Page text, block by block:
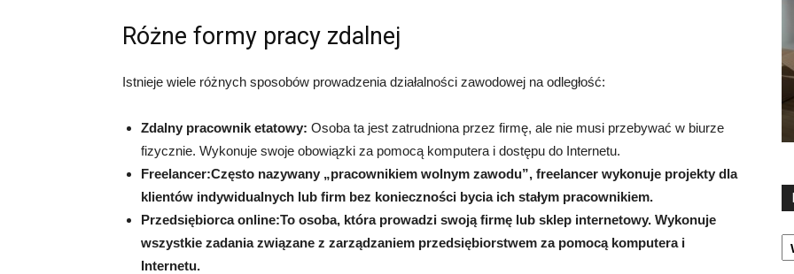
Różne formy pracy zdalnej
Istnieje wiele różnych sposobów prowadzenia działalności zawodowej na odległość:
Zdalny pracownik etatowy: Osoba ta jest zatrudniona przez firmę, ale nie musi przebywać w biurze
fizycznie. Wykonuje swoje obowiązki za pomocą komputera i dostępu do Internetu.
Freelancer:Często nazywany „pracownikiem wolnym zawodu”, freelancer wykonuje projekty dla
klientów indywidualnych lub firm bez konieczności bycia ich stałym pracownikiem.
Przedsiębiorca online:To osoba, która prowadzi swoją firmę lub sklep internetowy. Wykonuje
wszystkie zadania związane z zarządzaniem przedsiębiorstwem za pomocą komputera i
Internetu.